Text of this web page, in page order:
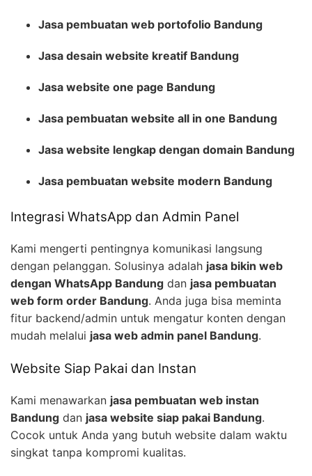
Jasa pembuatan web portofolio Bandung
Jasa desain website kreatif Bandung
Jasa website one page Bandung
Jasa pembuatan website all in one Bandung
Jasa website lengkap dengan domain Bandung
Jasa pembuatan website modern Bandung
Integrasi WhatsApp dan Admin Panel
Kami mengerti pentingnya komunikasi langsung
dengan pelanggan. Solusinya adalah jasa bikin web
dengan WhatsApp Bandung dan jasa pembuatan
web form order Bandung. Anda juga bisa meminta
fitur backend/admin untuk mengatur konten dengan
mudah melalui jasa web admin panel Bandung.
Website Siap Pakai dan Instan
Kami menawarkan jasa pembuatan web instan
Bandung dan jasa website siap pakai Bandung.
Cocok untuk Anda yang butuh website dalam waktu
singkat tanpa kompromi kualitas.